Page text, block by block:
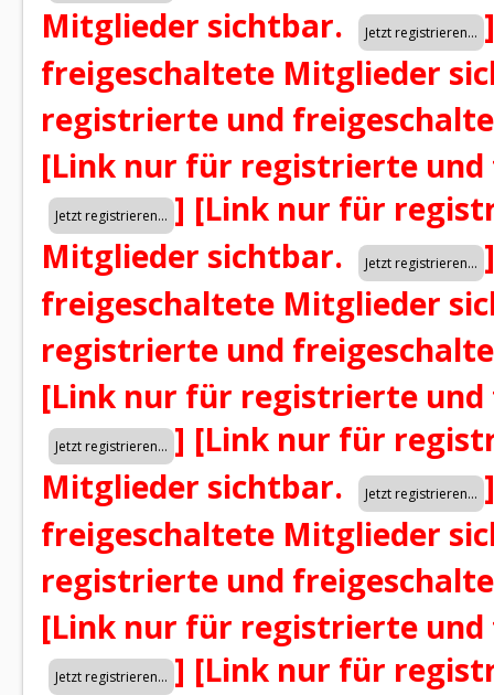
Mitglieder sichtbar.
]
freigeschaltete Mitglieder
registrierte und
[Link nur für registrierte
] [Link nur für
Mitglieder sichtbar.
]
freigeschaltete Mitglieder
registrierte und
[Link nur für registrierte
] [Link nur für
Mitglieder sichtbar.
]
freigeschaltete Mitglieder
registrierte und
[Link nur für registrierte
] [Link nur für